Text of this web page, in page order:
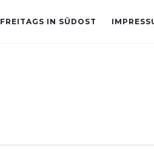
FREITAGS IN SÜDOST